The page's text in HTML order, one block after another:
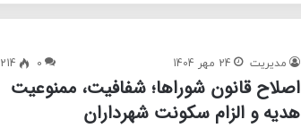
مدیریت 24 مهر 1404 0
214
اصلاح قانون شوراها؛ شفافیت، ممنوعیت
هدیه و الزام سکونت شهرداران